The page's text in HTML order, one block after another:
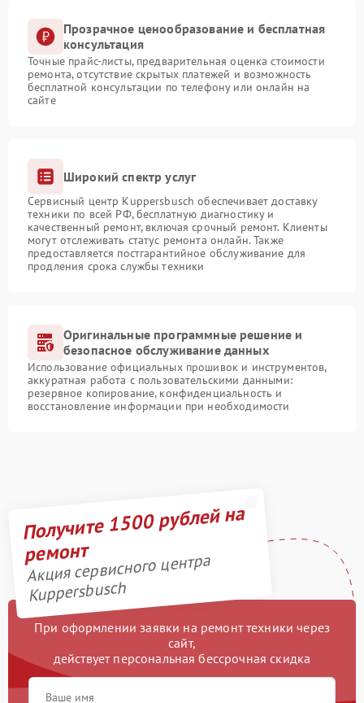
Прозрачное ценообразование и бесплатная
консультация
Точные прайс-листы, предварительная оценка стоимости
ремонта, отсутствие скрытых платежей и возможность
бесплатной консультации по телефону или онлайн на
сайте
Широкий спектр услуг
Сервисный центр Kuppersbusch обеспечивает доставку
техники по всей РФ, бесплатную диагностику и
качественный ремонт, включая срочный ремонт. Клиенты
могут отслеживать статус ремонта онлайн. Также
предоставляется постгарантийное обслуживание для
продления срока службы техники
Оригинальные программные решение и
безопасное обслуживание данных
Использование официальных прошивок и инструментов,
аккуратная работа с пользовательскими данными:
резервное копирование, конфиденциальность и
восстановление информации при необходимости
Получите 1500 рублей на
ремонт
Акция сервисного центра
Kuppersbusch
При оформлении заявки на ремонт техники через
сайт,
действует персональная бессрочная скидка